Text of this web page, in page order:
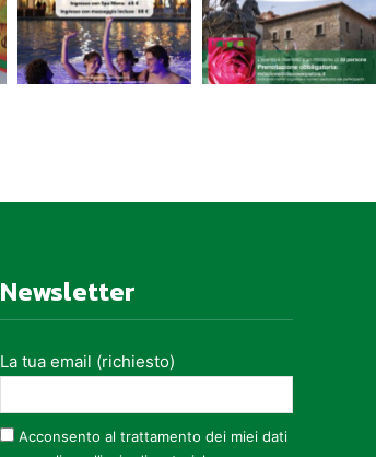
Newsletter
La tua email (richiesto)
Acconsento al trattamento dei miei dati